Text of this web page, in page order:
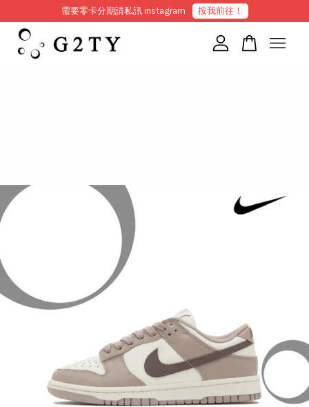
需要零卡分期請私訊 instagram 按我前往！